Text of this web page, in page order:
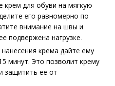
крем для обуви на мягкую
его равномерно по
внимание на швы и
подвержена нагрузке.
нанесения крема дайте ему
минут. Это позволит крему
защитить ее от